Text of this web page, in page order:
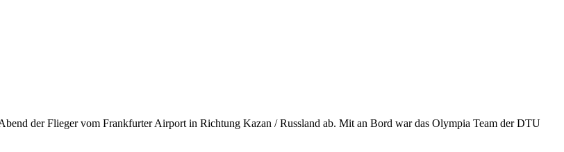
der Flieger vom Frankfurter Airport in Richtung Kazan / Russland ab. Mit an Bord war das Olympia Team der DTU